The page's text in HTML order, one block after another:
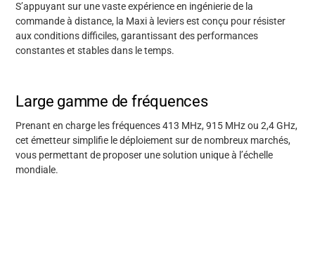
À propos
Carrière
S’appuyant sur une vaste expérience en ingénierie de la
commande à distance, la Maxi à leviers est conçu pour résister
aux conditions difficiles, garantissant des performances
constantes et stables dans le temps.
Large gamme de fréquences
Prenant en charge les fréquences 413 MHz, 915 MHz ou 2,4 GHz,
cet émetteur simplifie le déploiement sur de nombreux marchés,
vous permettant de proposer une solution unique à l’échelle
mondiale.